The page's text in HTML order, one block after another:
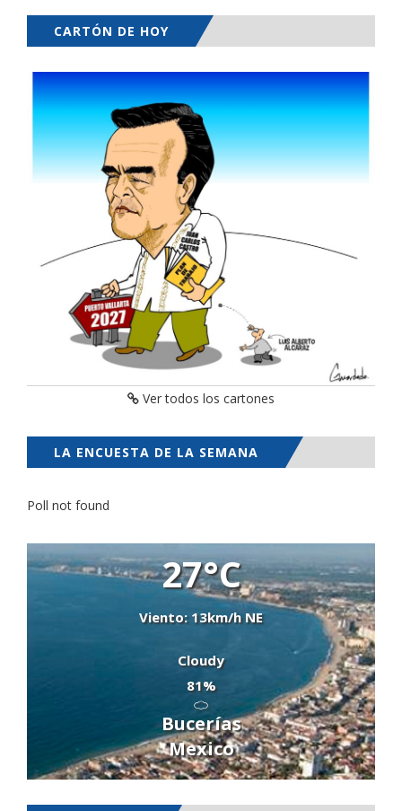
CARTÓN DE HOY
Ver todos los cartones
LA ENCUESTA DE LA SEMANA
Poll not found
27°C
Viento: 13km/h NE
Cloudy
81%
Bucerías
Mexico